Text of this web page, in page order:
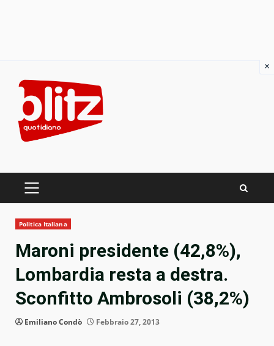
content
PRIMARY
Politica Italiana
Maroni presidente (42,8%),
Lombardia resta a destra.
Sconfitto Ambrosoli (38,2%)
Emiliano Condò Febbraio 27, 2013
×